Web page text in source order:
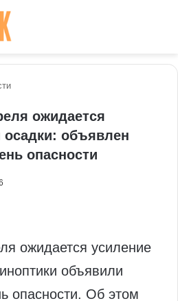
ожидается
объявлен
опасности
ожидается усиление
объявили
опасности. Об этом